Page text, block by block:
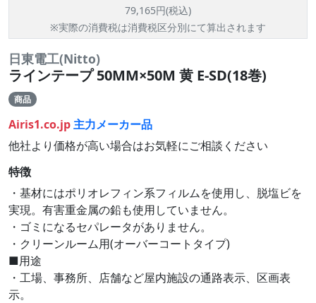
79,165円(税込)
※実際の消費税は消費税区分別にて算出されます
日東電工(Nitto)
ラインテープ 50MM×50M 黄 E-SD(18巻)
商品
Airis1.co.jp主力メーカー品
他社より価格が高い場合はお気軽にご相談ください
特徴
・基材にはポリオレフィン系フィルムを使用し、脱塩ビを
実現。有害重金属の鉛も使用していません。
・ゴミになるセパレータがありません。
・クリーンルーム用(オーバーコートタイプ)
■用途
・工場、事務所、店舗など屋内施設の通路表示、区画表
示。